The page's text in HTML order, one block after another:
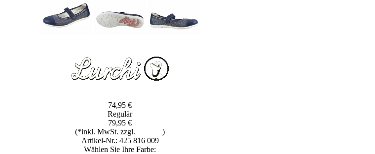
74,95 €
Regulär
79,95 €
(*inkl. MwSt. zzgl.
)
Artikel-Nr.: 425 816 009
Wählen Sie Ihre Farbe: